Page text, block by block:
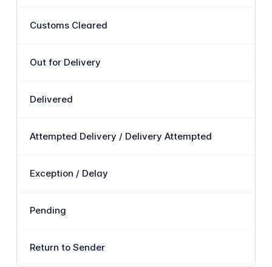
Customs Cleared
Out for Delivery
Delivered
Attempted Delivery / Delivery Attempted
Exception / Delay
Pending
Return to Sender